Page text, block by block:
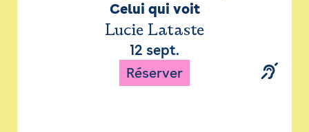
Celui qui voit
Lucie Lataste
12 sept.
Réserver